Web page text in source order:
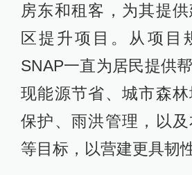
房东和租客，为其提
区提升项目。从项目
SNAP一直为居民提供
现能源节省、城市森
保护、雨洪管理，以
等目标，以营建更具韧